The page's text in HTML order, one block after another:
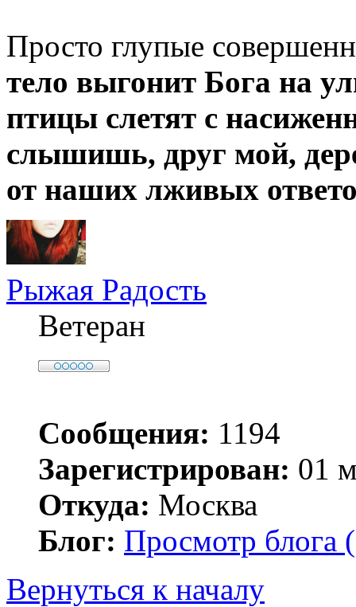
Просто глупые
тело выгонит Бога на
птицы слетят с
слышишь, друг мой,
от наших лживых
Рыжая Радость
Ветеран
Сообщения: 1194
Зарегистрирован: 01
Откуда: Москва
Блог: Просмотр блога
Вернуться к началу